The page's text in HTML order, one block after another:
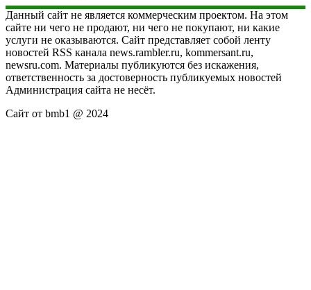
Данный сайт не является коммерческим проектом. На этом
сайте ни чего не продают, ни чего не покупают, ни какие
услуги не оказываются. Сайт представляет собой ленту
новостей RSS канала news.rambler.ru, kommersant.ru,
newsru.com. Материалы публикуются без искажения,
ответственность за достоверность публикуемых новостей
Администрация сайта не несёт.
Сайт от bmb1 @ 2024